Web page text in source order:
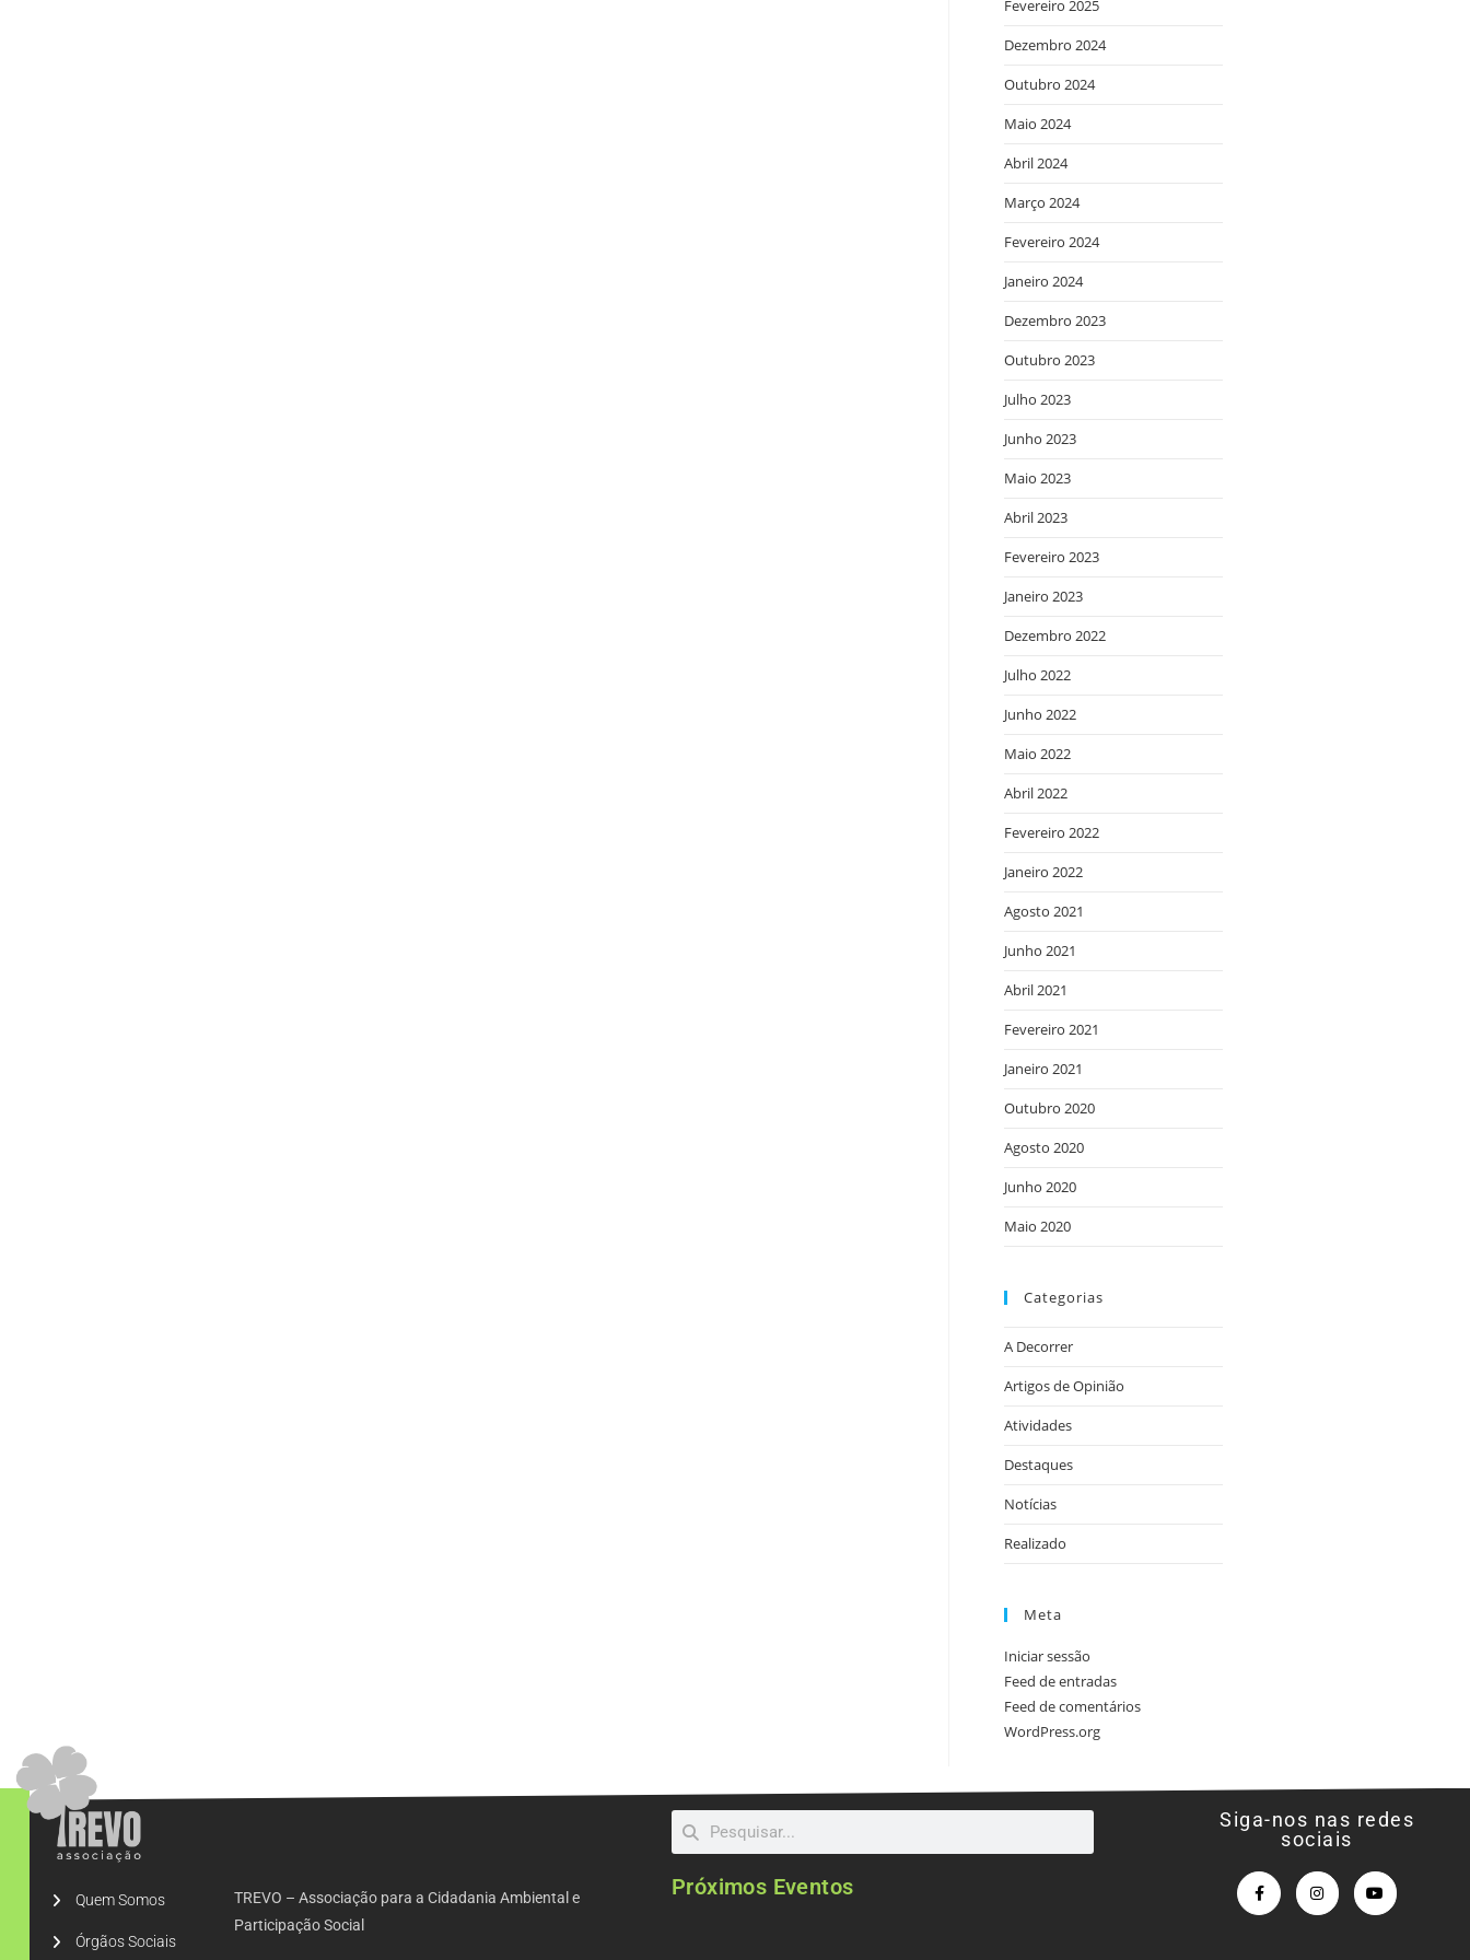
Fevereiro 2025
Dezembro 2024
Outubro 2024
Maio 2024
Abril 2024
Março 2024
Fevereiro 2024
Janeiro 2024
Dezembro 2023
Outubro 2023
Julho 2023
Junho 2023
Maio 2023
Abril 2023
Fevereiro 2023
Janeiro 2023
Dezembro 2022
Julho 2022
Junho 2022
Maio 2022
Abril 2022
Fevereiro 2022
Janeiro 2022
Agosto 2021
Junho 2021
Abril 2021
Fevereiro 2021
Janeiro 2021
Outubro 2020
Agosto 2020
Junho 2020
Maio 2020
Categorias
A Decorrer
Artigos de Opinião
Atividades
Destaques
Notícias
Realizado
Meta
Iniciar sessão
Feed de entradas
Feed de comentários
WordPress.org
Quem Somos
Órgãos Sociais
TREVO – Associação para a Cidadania Ambiental e
Participação Social
Próximos Eventos
Siga-nos nas redes
sociais